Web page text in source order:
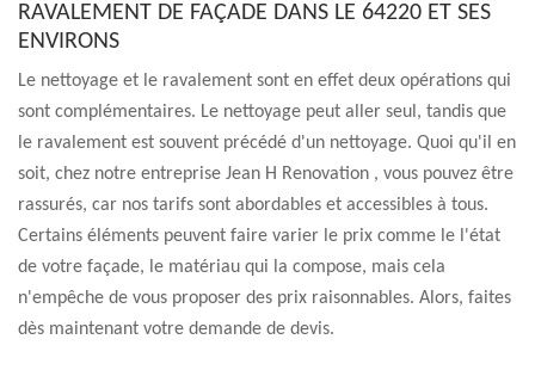
RAVALEMENT DE FAÇADE DANS LE 64220 ET SES
ENVIRONS
Le nettoyage et le ravalement sont en effet deux opérations qui
sont complémentaires. Le nettoyage peut aller seul, tandis que
le ravalement est souvent précédé d'un nettoyage. Quoi qu'il en
soit, chez notre entreprise Jean H Renovation , vous pouvez être
rassurés, car nos tarifs sont abordables et accessibles à tous.
Certains éléments peuvent faire varier le prix comme le l'état
de votre façade, le matériau qui la compose, mais cela
n'empêche de vous proposer des prix raisonnables. Alors, faites
dès maintenant votre demande de devis.